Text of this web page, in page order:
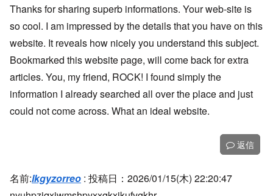
Thanks for sharing superb informations. Your web-site is
so cool. I am impressed by the details that you have on this
website. It reveals how nicely you understand this subject.
Bookmarked this website page, will come back for extra
articles. You, my friend, ROCK! I found simply the
information I already searched all over the place and just
could not come across. What an ideal website.
返信
名前:lkgyzorreo : 投稿日：2026/01/15(木) 22:20:47